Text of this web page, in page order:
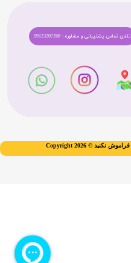
تلفن تماس پشتیبانی و مشاوره : 09123207268